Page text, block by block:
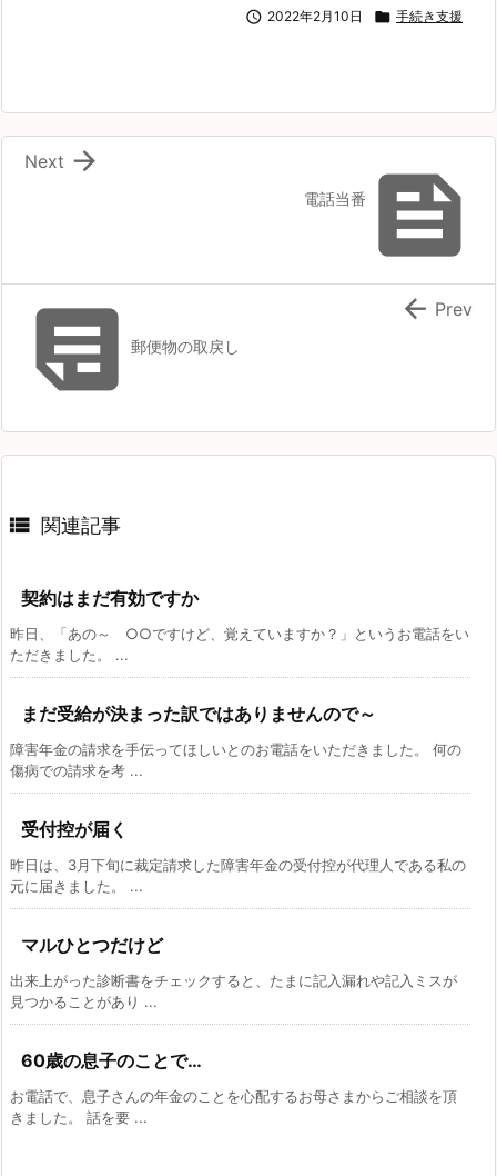
 2022年2月10日  手続き支援

電話当番

Next
郵便物の取戻し
 Prev
 関連記事
契約はまだ有効ですか
昨日、「あの～ ○○ですけど、覚えていますか？」というお電話をい
ただきました。 ...
まだ受給が決まった訳ではありませんので～
障害年金の請求を手伝ってほしいとのお電話をいただきました。 何の
傷病での請求を考 ...
受付控が届く
昨日は、3月下旬に裁定請求した障害年金の受付控が代理人である私の
元に届きました。 ...
マルひとつだけど
出来上がった診断書をチェックすると、たまに記入漏れや記入ミスが
見つかることがあり ...
60歳の息子のことで…
お電話で、息子さんの年金のことを心配するお母さまからご相談を頂
きました。 話を要 ...